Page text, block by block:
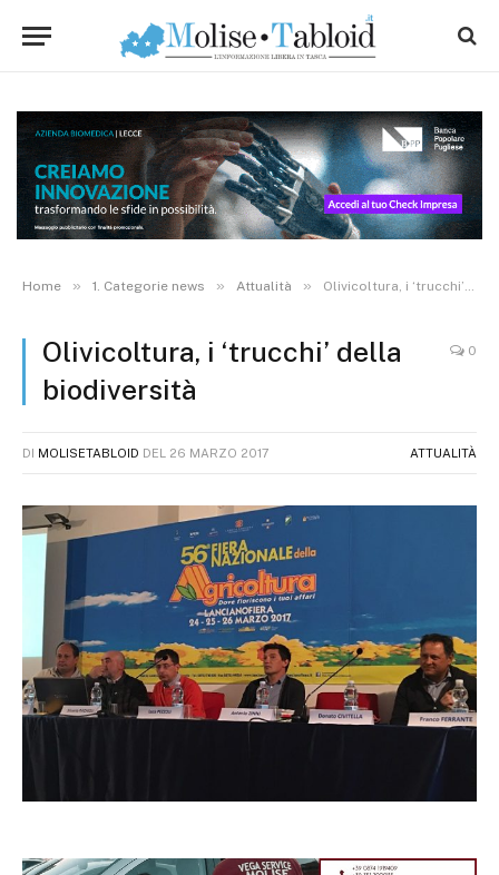
Home » 1. Categorie news » Attualità » Olivicoltura, i ‘trucchi’ della biodiversità
Olivicoltura, i ‘trucchi’ della
biodiversità
0
DI MOLISETABLOID DEL 26 MARZO 2017 ATTUALITÀ